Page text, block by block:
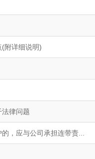
附详细说明)
律问题
，应与公司承担连带责...